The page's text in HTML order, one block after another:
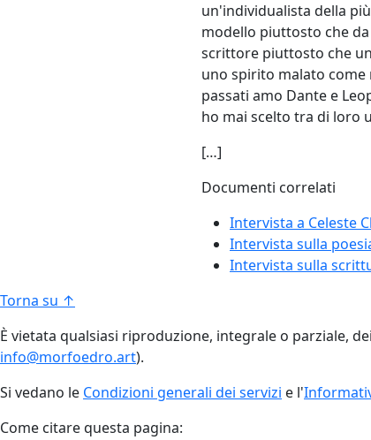
un'individualista della
modello piuttosto che
scrittore piuttosto che
uno spirito malato come
passati amo Dante e
ho mai scelto tra di loro
[…]
Documenti correlati
Intervista a Celeste
Intervista sulla
Intervista sulla
Torna su ↑
È vietata qualsiasi riproduzione, integrale o parziale,
info@morfoedro.art).
Si vedano le Condizioni generali dei servizi e l'
Come citare questa pagina: